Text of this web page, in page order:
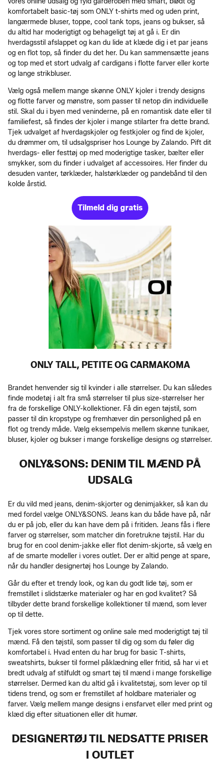
komfortabelt basic-tøj som ONLY t-shirts med og uden print,
langærmede bluser, toppe, cool tank tops, jeans og bukser, så
du altid har moderigtigt og behageligt tøj at gå i. Er din
hverdagsstil afslappet og kan du lide at klæde dig i et par jeans
og en flot top, så finder du det her. Du kan sammensætte jeans
og top med et stort udvalg af cardigans i flotte farver eller korte
og lange strikbluser.
Vælg også mellem mange skønne ONLY kjoler i trendy designs
og flotte farver og mønstre, som passer til netop din individuelle
stil. Skal du i byen med veninderne, på en romantisk date eller til
familiefest, så findes der kjoler i mange stilarter fra dette brand.
Tjek udvalget af hverdagskjoler og festkjoler og find de kjoler,
du drømmer om, til udsalgspriser hos Lounge by Zalando. Pift dit
hverdags- eller festtøj op med moderigtige tasker, bælter eller
smykker, som du finder i udvalget af accessoires. Her finder du
desuden vanter, tørklæder, halstørklæder og pandebånd til den
kolde årstid.
Tilmeld dig gratis
ONLY TALL, PETITE OG CARMAKOMA
Brandet henvender sig til kvinder i alle størrelser. Du kan således
finde modetøj i alt fra små størrelser til plus size-størrelser her
fra de forskellige ONLY-kollektioner. Få din egen tøjstil, som
passer til din kropstype og fremhæver din personlighed på en
flot og trendy måde. Vælg eksempelvis mellem skønne tunikaer,
bluser, kjoler og bukser i mange forskellige designs og størrelser.
ONLY&SONS: DENIM TIL MÆND PÅ
UDSALG
Er du vild med jeans, denim-skjorter og denimjakker, så kan du
med fordel vælge ONLY&SONS. Jeans kan du både have på, når
du er på job, eller du kan have dem på i fritiden. Jeans fås i flere
farver og størrelser, som matcher din foretrukne tøjstil. Har du
brug for en cool denim-jakke eller flot denim-skjorte, så vælg en
af de smarte modeller i vores outlet. Der er altid penge at spare,
når du handler designertøj hos Lounge by Zalando.
Går du efter et trendy look, og kan du godt lide tøj, som er
fremstillet i slidstærke materialer og har en god kvalitet? Så
tilbyder dette brand forskellige kollektioner til mænd, som lever
op til dette.
Tjek vores store sortiment og online sale med moderigtigt tøj til
mænd. Få den tøjstil, som passer til dig og som du føler dig
komfortabel i. Hvad enten du har brug for basic T-shirts,
sweatshirts, bukser til formel påklædning eller fritid, så har vi et
bredt udvalg af stilfuldt og smart tøj til mænd i mange forskellige
størrelser. Dermed kan du altid gå i kvalitetstøj, som lever op til
tidens trend, og som er fremstillet af holdbare materialer og
farver. Vælg mellem mange designs i ensfarvet eller med print og
klæd dig efter situationen eller dit humør.
DESIGNERTØJ TIL NEDSATTE PRISER
I OUTLET